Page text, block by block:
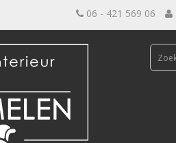
06 - 421 569 06